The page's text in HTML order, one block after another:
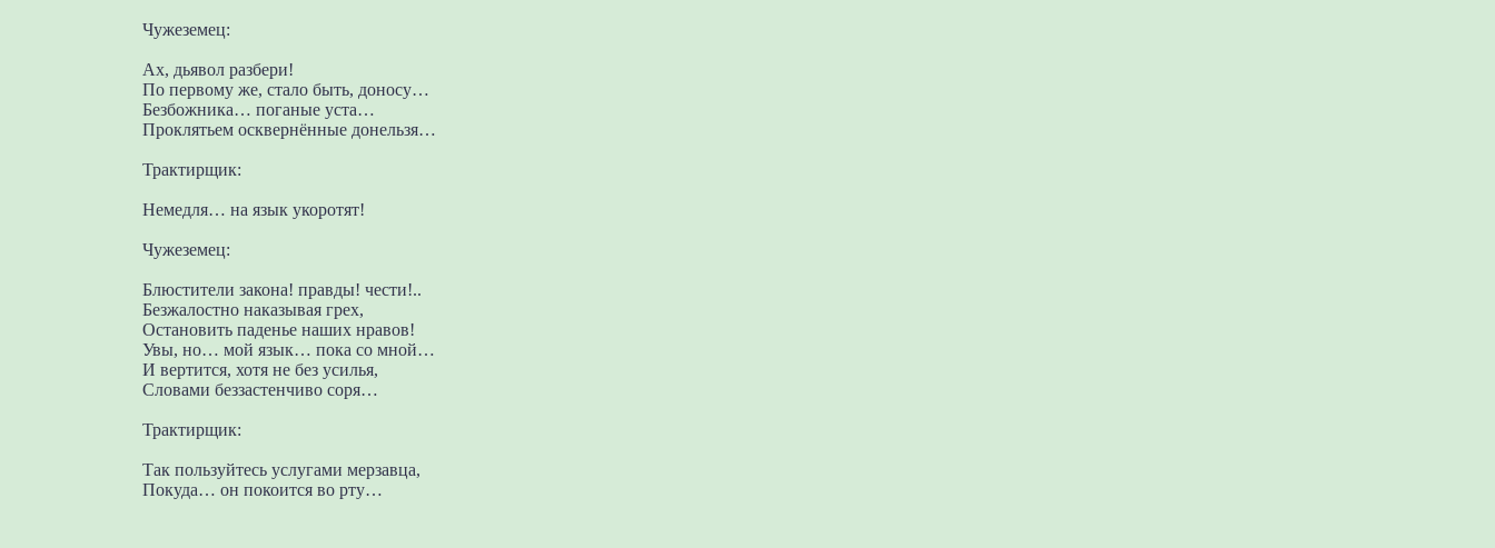
Чужеземец:
Ах, дьявол разбери!
По первому же, стало быть, доносу…
Безбожника… поганые уста…
Проклятьем осквернённые донельзя…
Трактирщик:
Немедля… на язык укоротят!
Чужеземец:
Блюстители закона! правды! чести!..
Безжалостно наказывая грех,
Остановить паденье наших нравов!
Увы, но… мой язык… пока со мной…
И вертится, хотя не без усилья,
Словами беззастенчиво соря…
Трактирщик:
Так пользуйтесь услугами мерзавца,
Покуда… он покоится во рту…